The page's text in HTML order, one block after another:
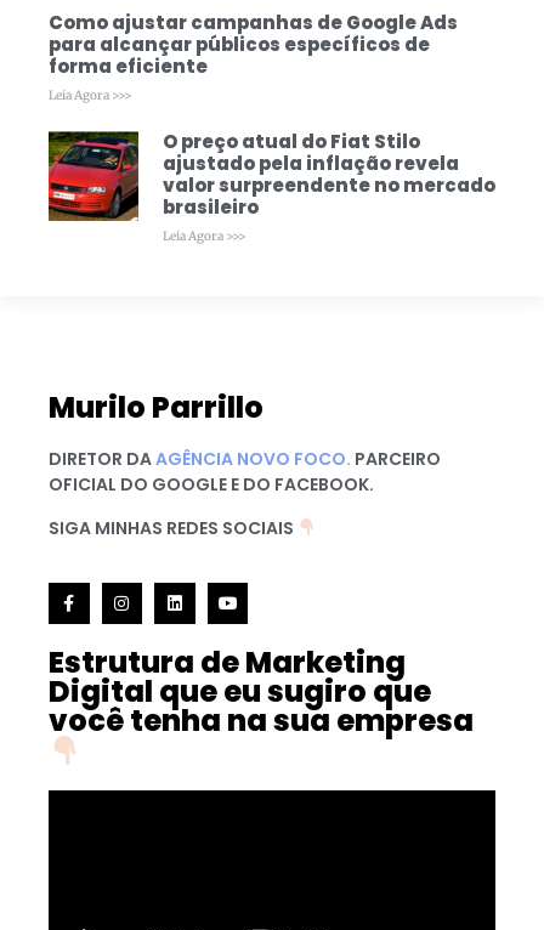
Como ajustar campanhas de Google Ads
para alcançar públicos específicos de
forma eficiente
Leia Agora >>>
O preço atual do Fiat Stilo
ajustado pela inflação revela
valor surpreendente no mercado
brasileiro
Leia Agora >>>
Murilo Parrillo
DIRETOR DAAGÊNCIA NOVO FOCO. PARCEIRO
OFICIAL DO GOOGLE E DO FACEBOOK.
SIGA MINHAS REDES SOCIAIS
Estrutura de Marketing
Digital que eu sugiro que
você tenha na sua empresa